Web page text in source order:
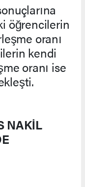
öğrencilerin
oranı
kendi
oranı ise
NAKİL